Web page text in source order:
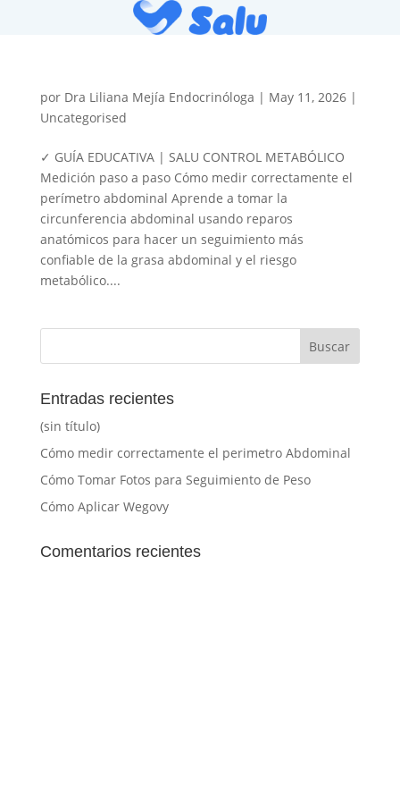
por Dra Liliana Mejía Endocrinóloga | May 11, 2026|
Uncategorised
✓ GUÍA EDUCATIVA | SALU CONTROL METABÓLICO
Medición paso a paso Cómo medir correctamente el
perímetro abdominal Aprende a tomar la
circunferencia abdominal usando reparos
anatómicos para hacer un seguimiento más
confiable de la grasa abdominal y el riesgo
metabólico....
Entradas recientes
(sin título)
Cómo medir correctamente el perimetro Abdominal
Cómo Tomar Fotos para Seguimiento de Peso
Cómo Aplicar Wegovy
Comentarios recientes